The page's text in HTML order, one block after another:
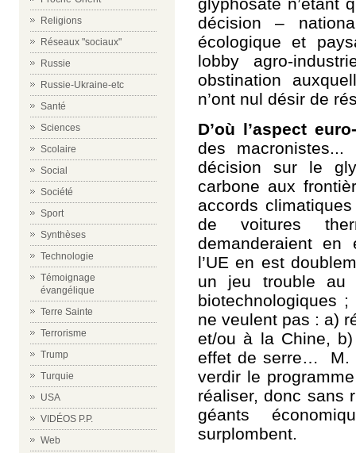
Religions
Réseaux "sociaux"
Russie
Russie-Ukraine-etc
Santé
Sciences
Scolaire
Social
Société
Sport
Synthèses
Technologie
Témoignage
évangélique
Terre Sainte
Terrorisme
Trump
Turquie
USA
VIDÉOS P.P.
Web
décision –
écologique et
lobby agro-
obstination
n’ont nul désir de
D’où l’aspect
des macronistes...
décision sur le
carbone aux
accords
de voitures
demanderaient en
l’UE en est
un jeu trouble au
biotechnologiques
ne veulent pas : a)
et/ou à la Chine,
effet de serre… M.
verdir le
réaliser, donc sans
géants
surplombent.